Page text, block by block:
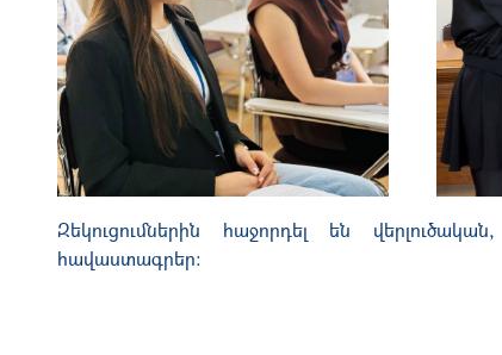
Զեկուցումներին հաջորդել են
հավաստագրեր: